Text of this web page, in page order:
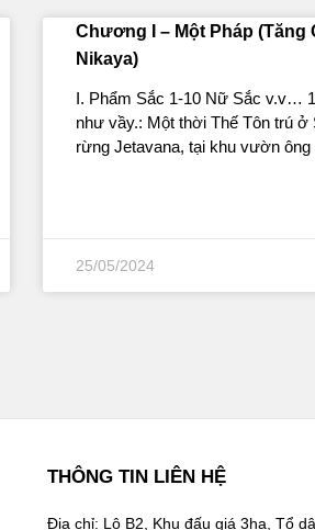
Chương I – Một Pháp (Tăng
Nikaya)
I. Phẩm Sắc 1-10 Nữ Sắc v.v…
như vầy.: Một thời Thế Tôn trú ở
rừng Jetavana, tại khu vườn ông
25/05/2024
THÔNG TIN LIÊN HỆ
Địa chỉ: Lô B2, Khu đấu giá 3ha, Tổ